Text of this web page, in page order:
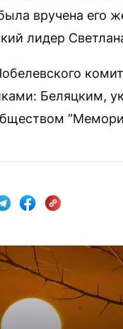
вручена его
лидер
Беляцким,